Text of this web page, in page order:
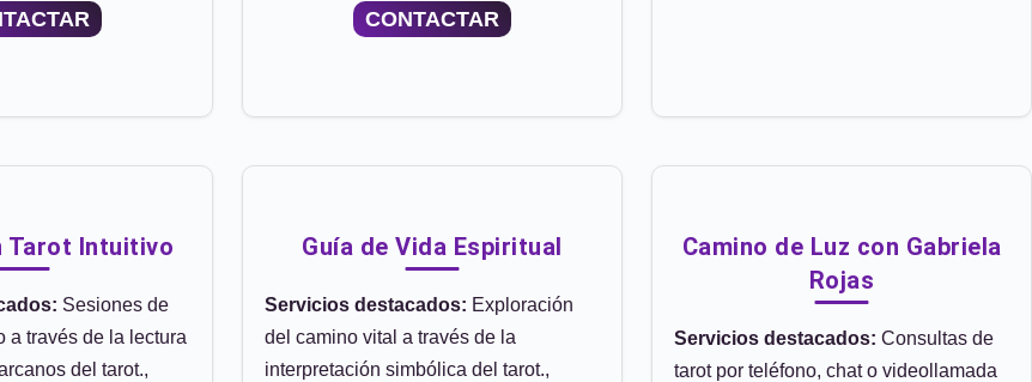
CONTACTAR
Tarot Intuitivo
Sesiones de
a través de la lectura
del tarot.,
Guía de Vida Espiritual
Servicios destacados: Exploración
del camino vital a través de la
interpretación simbólica del tarot.,
Camino de Luz con Gabriela
Rojas
Servicios destacados: Consultas de
tarot por teléfono, chat o videollamada